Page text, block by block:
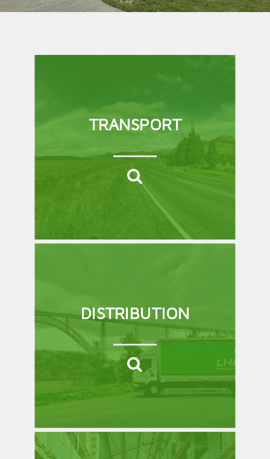
TRANSPORT
DISTRIBUTION